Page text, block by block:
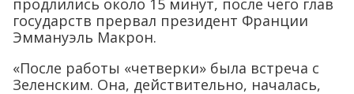
продлились около 15 минут, после чего глав
государств прервал президент Франции
Эммануэль Макрон.
«После работы «четверки» была встреча с
Зеленским. Она, действительно, началась,